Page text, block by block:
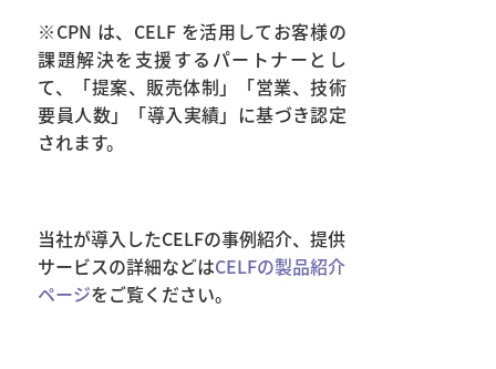
※CPN は、CELF を活用してお客様の
課題解決を支援するパートナーとし
て、「提案、販売体制」「営業、技術
要員人数」「導入実績」に基づき認定
されます。
当社が導入したCELFの事例紹介、提供
サービスの詳細などはCELFの製品紹介
ページをご覧ください。